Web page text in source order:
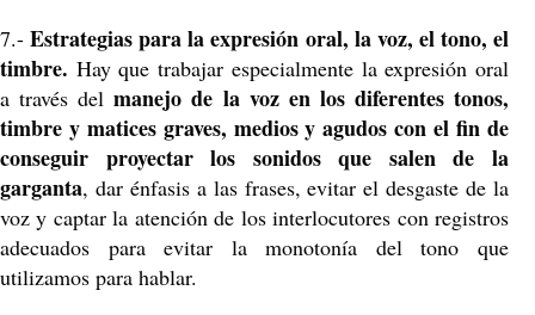
7.-Estrategias para la expresión oral, la voz, el tono, el
timbre. Hay que trabajar especialmente la expresión oral
a través delmanejo de la voz en los diferentes tonos,
timbre y matices graves, medios y agudos con el fin de
conseguir proyectar los sonidos que salen de la
garganta, dar énfasis a las frases, evitar el desgaste de la
voz y captar la atención de los interlocutores con registros
adecuados para evitar la monotonía del tono que
utilizamos para hablar.